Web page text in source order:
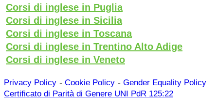
Corsi di inglese in Puglia
Corsi di inglese in Sicilia
Corsi di inglese in Toscana
Corsi di inglese in Trentino Alto Adige
Corsi di inglese in Veneto
Privacy Policy - Cookie Policy - Gender Equality Policy
Certificato di Parità di Genere UNI PdR 125:22